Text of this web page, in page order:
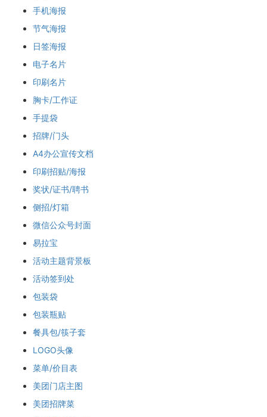
手机海报
节气海报
日签海报
电子名片
印刷名片
胸卡/工作证
手提袋
招牌/门头
A4办公宣传文档
印刷招贴/海报
奖状/证书/聘书
侧招/灯箱
微信公众号封面
易拉宝
活动主题背景板
活动签到处
包装袋
包装瓶贴
餐具包/筷子套
LOGO头像
菜单/价目表
美团门店主图
美团招牌菜